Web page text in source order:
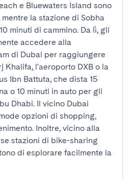
e Bluewaters Island sono
la stazione di Sobha
minuti di cammino. Da lì, gli
accedere alla
di Dubai per raggiungere
Khalifa, l'aeroporto DXB o la
Ibn Battuta, che dista 15
o 10 minuti in auto per gli
Dhabi. Il vicino Dubai
opzioni di shopping,
Inoltre, vicino alla
stazioni di bike-sharing
di esplorare facilmente la